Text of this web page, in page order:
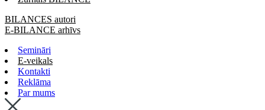
BILANCES autori
E-BILANCE arhīvs
Semināri
E-veikals
Kontakti
Reklāma
Par mums